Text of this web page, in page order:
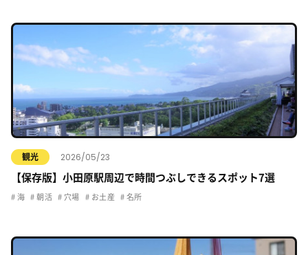
観光 2026/05/23
【保存版】小田原駅周辺で時間つぶしできるスポット7選
海 朝活 穴場 お土産 名所